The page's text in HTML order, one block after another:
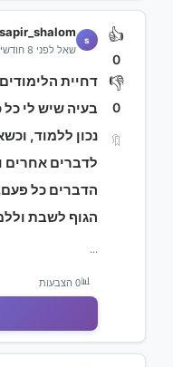
👍
0
👎
0
🔖
s
sapir_shalom
שאל לפני 8 חודשים • נצפה 53 פעמים
בעיה שיש לי
נכון ללמוד,
לדברים אחרים
הדברים כל
הגוף לשבת
...
📊0 הצבעות